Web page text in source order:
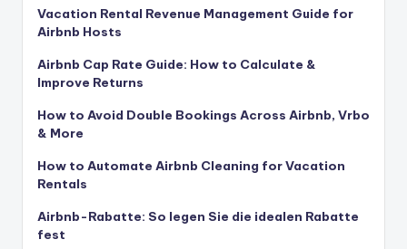
Vacation Rental Revenue Management Guide for
Airbnb Hosts
Airbnb Cap Rate Guide: How to Calculate &
Improve Returns
How to Avoid Double Bookings Across Airbnb, Vrbo
& More
How to Automate Airbnb Cleaning for Vacation
Rentals
Airbnb-Rabatte: So legen Sie die idealen Rabatte
fest